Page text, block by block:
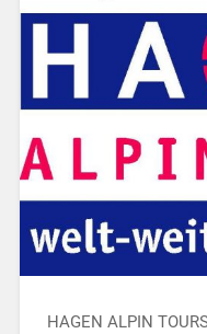
HAGEN ALPIN